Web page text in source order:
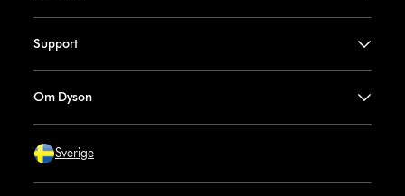
Support
Om Dyson
Sverige